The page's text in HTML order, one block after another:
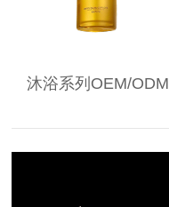
沐浴系列OEM/ODM